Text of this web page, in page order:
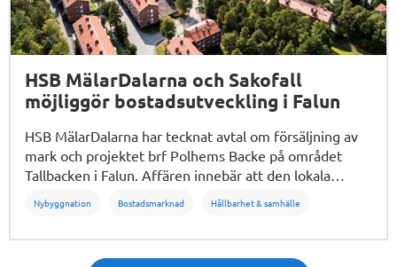
HSB MälarDalarna och Sakofall
möjliggör bostadsutveckling i Falun
HSB MälarDalarna har tecknat avtal om försäljning av
mark och projektet brf Polhems Backe på området
Tallbacken i Falun. Affären innebär att den lokala
aktören Sakofall tar över utvecklingen av området med
ambitionen att uppföra nya bostadsrätter.
Nybyggnation Bostadsmarknad Hållbarhet & samhälle